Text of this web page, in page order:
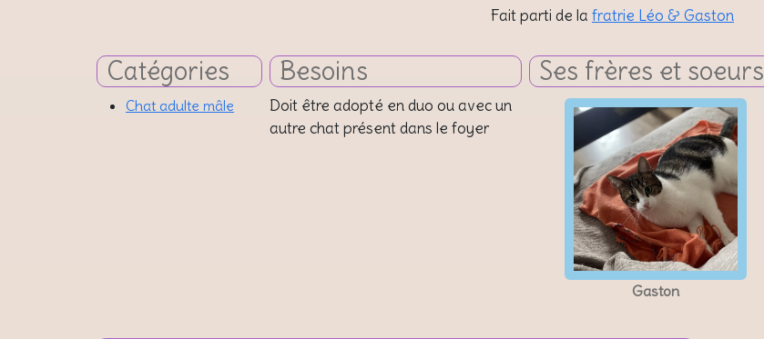
Fait parti de la fratrie Léo & Gaston
Catégories
Chat adulte mâle
Besoins
Doit être adopté en duo ou avec un
autre chat présent dans le foyer
Ses frères et soeurs
Gaston